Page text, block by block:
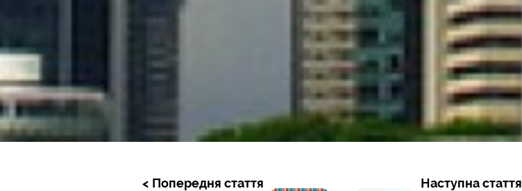
Попередня стаття Наступна стаття